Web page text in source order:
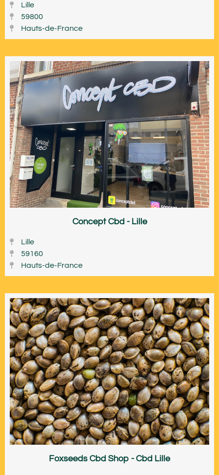
Lille
59800
Hauts-de-France
Concept Cbd - Lille
Lille
59160
Hauts-de-France
Foxseeds Cbd Shop - Cbd Lille